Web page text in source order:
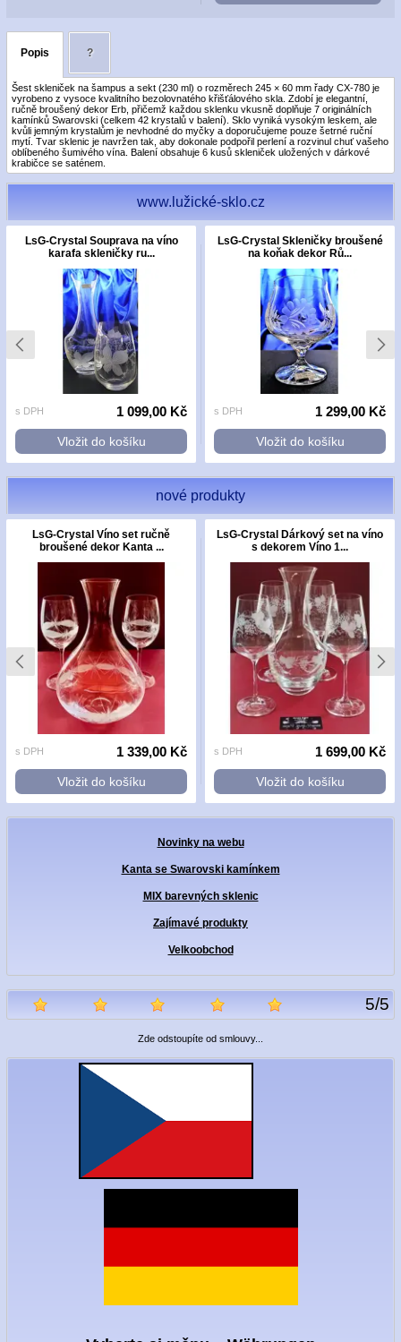
Novinky na webu
Kanta se Swarovski kamínkem
MIX barevných sklenic
Zajímavé produkty
Velkoobchod
5/5
Zde odstoupíte od smlouvy...
Popis ?
Šest skleniček na šampus a sekt (230 ml) o rozměrech 245 × 60 mm řady CX-780 je
vyrobeno z vysoce kvalitního bezolovnatého křišťálového skla. Zdobí je elegantní,
ručně broušený dekor Erb, přičemž každou sklenku vkusně doplňuje 7 originálních
kamínků Swarovski (celkem 42 krystalů v balení). Sklo vyniká vysokým leskem, ale
kvůli jemným krystalům je nevhodné do myčky a doporučujeme pouze šetrné ruční
mytí. Tvar sklenic je navržen tak, aby dokonale podpořil perlení a rozvinul chuť vašeho
oblíbeného šumivého vína. Balení obsahuje 6 kusů skleniček uložených v dárkové
krabičce se saténem.
www.lužické-sklo.cz
LsG-Crystal Souprava na víno
karafa skleničky ru...
s DPH 1 099,00 Kč
Vložit do košíku
LsG-Crystal Skleničky broušené
na koňak dekor Rů...
s DPH 1 299,00 Kč
Vložit do košíku
nové produkty
LsG-Crystal Víno set ručně
broušené dekor Kanta ...
s DPH 1 339,00 Kč
Vložit do košíku
LsG-Crystal Dárkový set na víno
s dekorem Víno 1...
s DPH 1 699,00 Kč
Vložit do košíku